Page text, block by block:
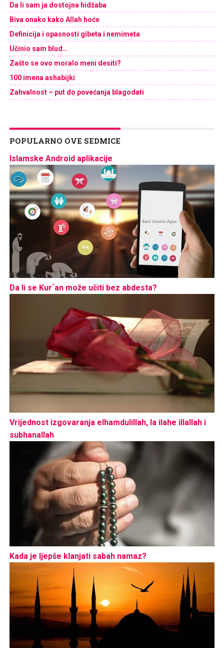
Da li sam ja dostojna hidžaba
Biva onako kako Allah hoće
Definicija i opasnosti gibeta i nemimeta
Učinio sam blud…
Zašto se ovo moralo meni desiti?
100 imena ashabijki
Zahvalnost – put do povećanja blagodati
POPULARNO OVE SEDMICE
Islamske Android aplikacije
Da li se Kur´an može učiti bez abdesta?
Vrijednost izgovaranja elhamdulillah, la ilahe illallah i
subhanallah
Kada je ljepše klanjati sabah namaz?